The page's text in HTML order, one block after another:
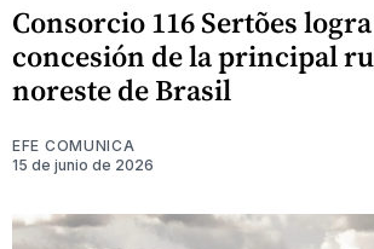
Consorcio 116 Sertões
concesión de la principal
noreste de Brasil
EFE COMUNICA
15 de junio de 2026